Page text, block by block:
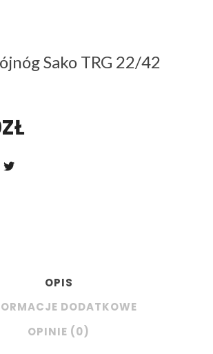
Sako TRG 22/42
ZŁ
OPIS
DODATKOWE
OPINIE (0)